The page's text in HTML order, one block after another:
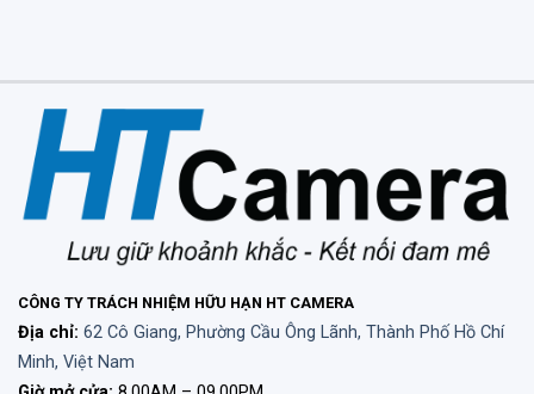
CÔNG TY TRÁCH NHIỆM HỮU HẠN HT CAMERA
Địa chỉ: 62 Cô Giang, Phường Cầu Ông Lãnh, Thành Phố Hồ Chí
Minh, Việt Nam